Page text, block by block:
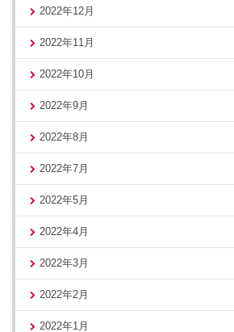
2022年12月
2022年11月
2022年10月
2022年9月
2022年8月
2022年7月
2022年5月
2022年4月
2022年3月
2022年2月
2022年1月